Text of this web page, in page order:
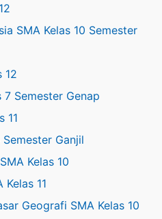
SMA Kelas 10 Semester
12
7 Semester Genap
11
Semester Ganjil
Kelas 10
Kelas 11
Geografi SMA Kelas 10